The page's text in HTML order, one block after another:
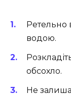
Ретельно
водою.
обсохло.
Не